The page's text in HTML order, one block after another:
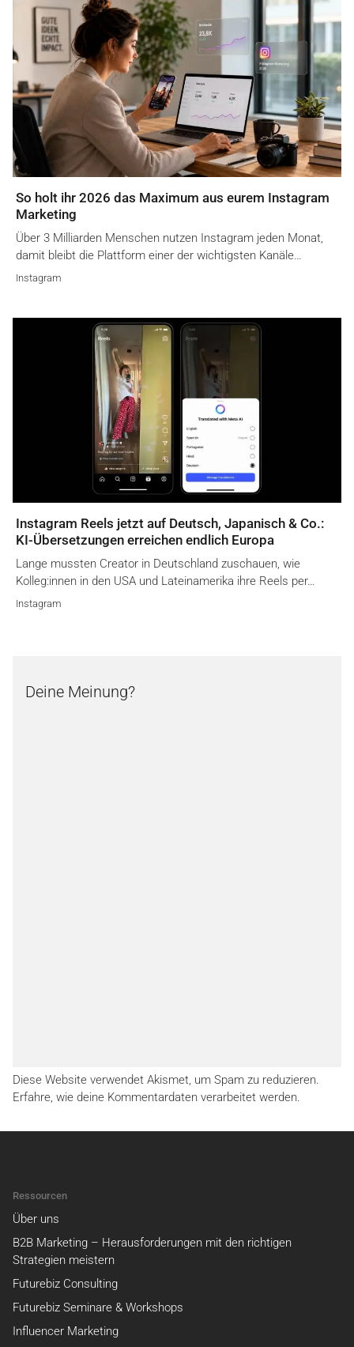
So holt ihr 2026 das Maximum aus eurem Instagram
Marketing
Über 3 Milliarden Menschen nutzen Instagram jeden Monat,
damit bleibt die Plattform einer der wichtigsten Kanäle…
Instagram
Instagram Reels jetzt auf Deutsch, Japanisch & Co.:
KI-Übersetzungen erreichen endlich Europa
Lange mussten Creator in Deutschland zuschauen, wie
Kolleg:innen in den USA und Lateinamerika ihre Reels per…
Instagram
Deine Meinung?
Diese Website verwendet Akismet, um Spam zu reduzieren.
Erfahre, wie deine Kommentardaten verarbeitet werden.
Ressourcen
Über uns
B2B Marketing – Herausforderungen mit den richtigen
Strategien meistern
Futurebiz Consulting
Futurebiz Seminare & Workshops
Influencer Marketing